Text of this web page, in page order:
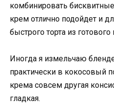
комбинировать
крем отлично подойдет и
быстрого торта из готового
Иногда я измельчаю
практически в кокосовый
крема совсем другая
гладкая.